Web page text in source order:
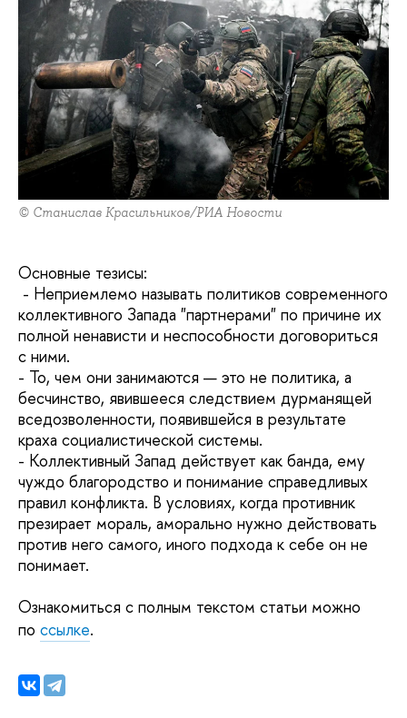
© Станислав Красильников/РИА Новости
Основные тезисы:
- Неприемлемо называть политиков современного
коллективного Запада "партнерами" по причине их
полной ненависти и неспособности договориться
с ними.
- То, чем они занимаются — это не политика, а
бесчинство, явившееся следствием дурманящей
вседозволенности, появившейся в результате
краха социалистической системы.
- Коллективный Запад действует как банда, ему
чуждо благородство и понимание справедливых
правил конфликта. В условиях, когда противник
презирает мораль, аморально нужно действовать
против него самого, иного подхода к себе он не
понимает.
Ознакомиться с полным текстом статьи можно
по ссылке.